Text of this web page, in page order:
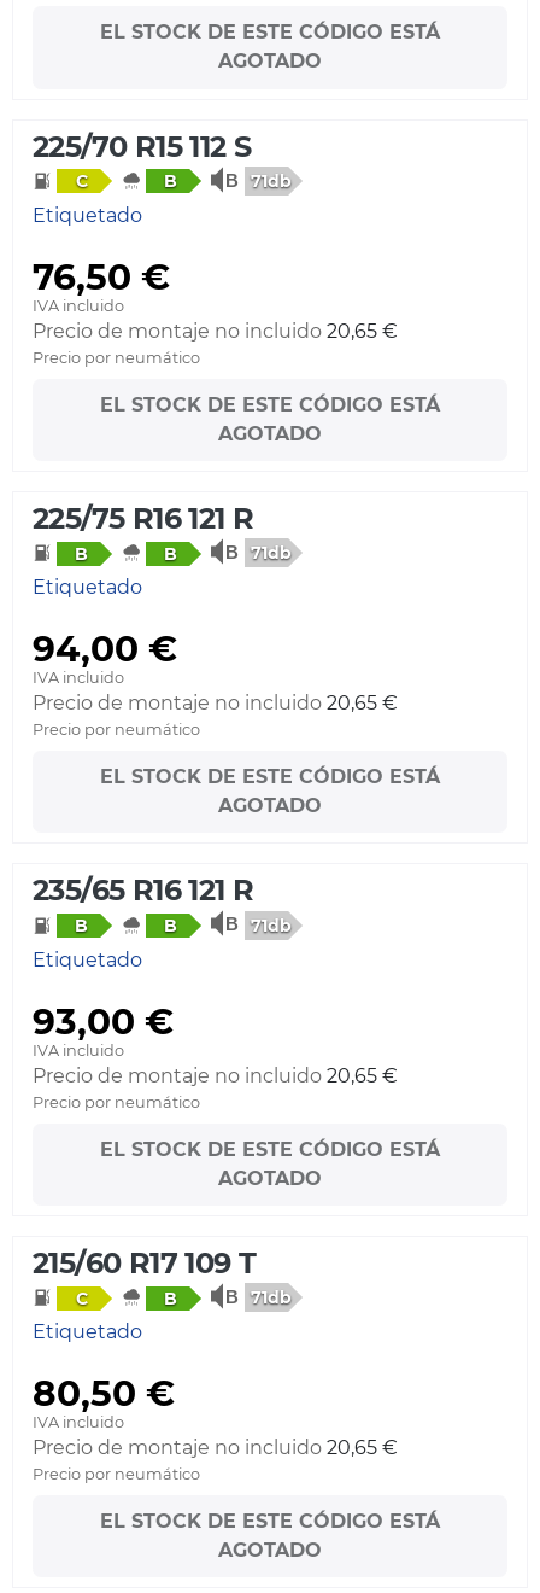
EL STOCK DE ESTE CÓDIGO ESTÁ
AGOTADO
225/70 R15 112 S
C B 71db
Etiquetado
76,50 €
IVA incluido
Precio de montaje no incluido 20,65 €
Precio por neumático
EL STOCK DE ESTE CÓDIGO ESTÁ
AGOTADO
225/75 R16 121 R
B B 71db
Etiquetado
94,00 €
IVA incluido
Precio de montaje no incluido 20,65 €
Precio por neumático
EL STOCK DE ESTE CÓDIGO ESTÁ
AGOTADO
235/65 R16 121 R
B B 71db
Etiquetado
93,00 €
IVA incluido
Precio de montaje no incluido 20,65 €
Precio por neumático
EL STOCK DE ESTE CÓDIGO ESTÁ
AGOTADO
215/60 R17 109 T
C B 71db
Etiquetado
80,50 €
IVA incluido
Precio de montaje no incluido 20,65 €
Precio por neumático
EL STOCK DE ESTE CÓDIGO ESTÁ
AGOTADO